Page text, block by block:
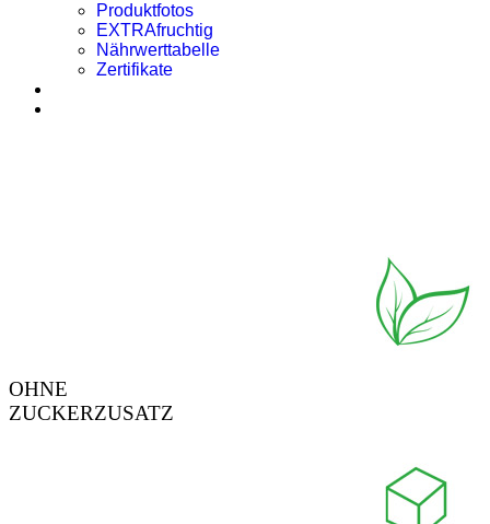
Produktfotos
EXTRAfruchtig
Nährwerttabelle
Zertifikate
OHNE
ZUCKERZUSATZ